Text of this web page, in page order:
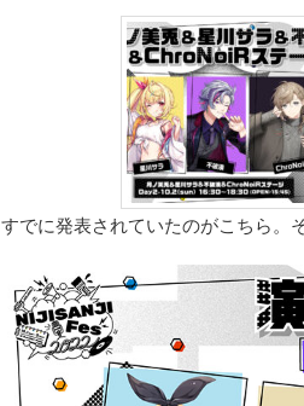
すでに発表されていたのがこちら。